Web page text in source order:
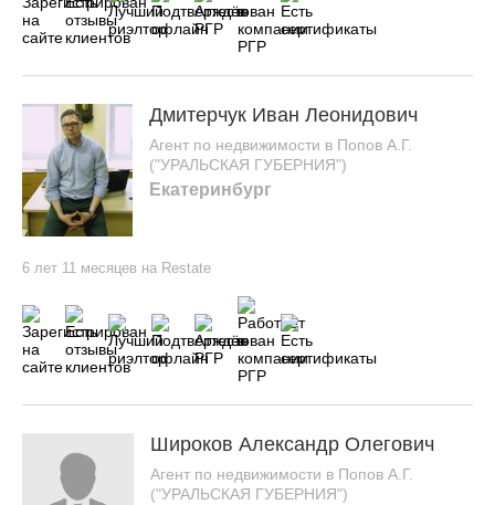
Дмитерчук Иван Леонидович
Агент по недвижимости в Попов А.Г.
("УРАЛЬСКАЯ ГУБЕРНИЯ")
Екатеринбург
6 лет 11 месяцев на Restate
Широков Александр Олегович
Агент по недвижимости в Попов А.Г.
("УРАЛЬСКАЯ ГУБЕРНИЯ")